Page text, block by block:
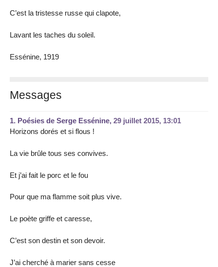
C’est la tristesse russe qui clapote,
Lavant les taches du soleil.
Essénine, 1919
Messages
1. Poésies de Serge Essénine, 29 juillet 2015, 13:01
Horizons dorés et si flous !
La vie brûle tous ses convives.
Et j’ai fait le porc et le fou
Pour que ma flamme soit plus vive.
Le poète griffe et caresse,
C’est son destin et son devoir.
J’ai cherché à marier sans cesse